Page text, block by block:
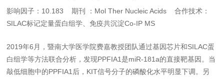
影响因子：10.183 期刊 ：Mol Ther Nucleic Acids 合作技术：
SILAC标记定量蛋白组学、免疫共沉淀Co-IP MS
2019年6月，暨南大学医学院费嘉教授团队通过基因芯片和SILAC蛋
白组学等方法联合分析，发现PPFIA1是miR-181a的直接靶基因。当
敲低细胞中的PPFIA1后，KIT信号分子的磷酸化水平明显下调。另